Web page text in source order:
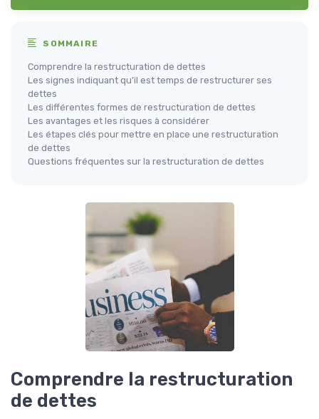
SOMMAIRE
Comprendre la restructuration de dettes
Les signes indiquant qu’il est temps de restructurer ses
dettes
Les différentes formes de restructuration de dettes
Les avantages et les risques à considérer
Les étapes clés pour mettre en place une restructuration
de dettes
Questions fréquentes sur la restructuration de dettes
Comprendre la restructuration
de dettes